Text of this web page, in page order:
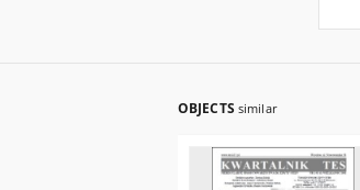
OBJECTS similar